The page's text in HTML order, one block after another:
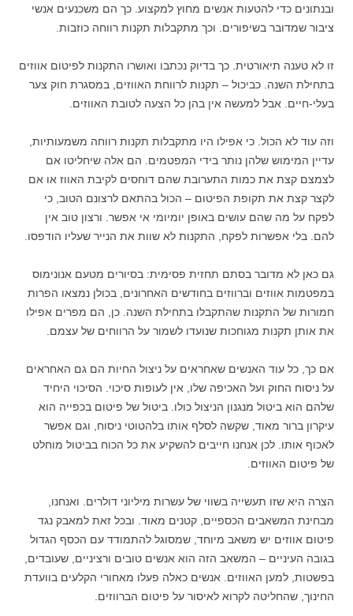
ובנתונים כדי להטעות אנשים מחוץ למקצוע. כך הם משכנעים אנשי
ציבור שמדובר בשיפורים. וכך מתקבלות תקנות רווחה כוזבות.
זו לא טענה תיאורטית. כך בדיוק נכתבו ואושרו התקנות לפיטום אווזים
בתחילת השנה. כביכול – תקנות לרווחת האווזים, במסגרת חוק צער
בעלי-חיים. אבל למעשה אין בהן כל הצעה לטובת האווזים.
וזה עוד לא הכול. כי אפילו היו מתקבלות תקנות רווחה משמעותיות,
עדיין המימוש שלהן נותר בידי המפטמים. הם אלה שיחליטו אם
לצמצם קצת את כמות התערובת שהם דוחסים לקיבת האווז או אם
לקצר קצת את תקופת הפיטום – הכול בהתאם לרצונם הטוב, כי
לפקח על מה שהם עושים באופן יומיומי אי אפשר. ורצון טוב אין
להם. בלי אפשרות לפקח, התקנות לא שוות את הנייר שעליו הודפסו.
גם כאן לא מדובר בסתם תחזית פסימית: בסיורים מטעם אנונימוס
במפטמות אווזים וברווזים בחודשים האחרונים, בכולן נמצאו הפרות
חמורות של התקנות שהתקבלו בתחילת השנה. כן, הם מפרים אפילו
את אותן תקנות מגוחכות שנועדו לשמור על הרווחים של עצמם.
אם כך, כל עוד האנשים שאחראים על ניצול החיות הם גם האחראים
על ניסוח החוק ועל האכיפה שלו, אין לעופות סיכוי. הסיכוי היחיד
שלהם הוא ביטול מנגנון הניצול כולו. ביטול של פיטום בכפייה הוא
עיקרון ברור מאוד, שקשה לסלף אותו בלהטוטי ניסוח, וגם אפשר
לאכוף אותו. לכן אנחנו חייבים להשקיע את כל הכוח בביטול מוחלט
של פיטום האווזים.
הצרה היא שזו תעשייה בשווי של עשרות מיליוני דולרים. ואנחנו,
מבחינת המשאבים הכספיים, קטנים מאוד. ובכל זאת למאבק נגד
פיטום אווזים יש משאב מיוחד, שמסוגל להתמודד עם הכסף הגדול
בגובה העיניים – המשאב הזה הוא אנשים טובים ורציניים, שעובדים,
בפשטות, למען האווזים. אנשים כאלה פעלו מאחורי הקלעים בוועדת
החינוך, שהחליטה לקרוא לאיסור על פיטום הברווזים.